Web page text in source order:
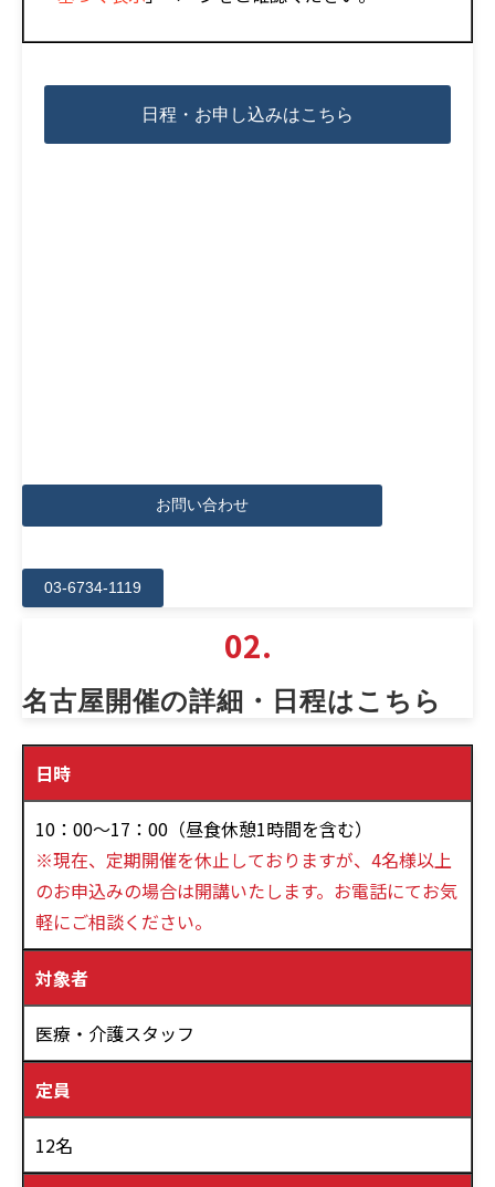
日程・お申し込みはこちら
お問い合わせ
03-6734-1119
02.
名古屋開催の詳細・日程はこちら
日時
10：00～17：00（昼食休憩1時間を含む）
※現在、定期開催を休止しておりますが、4名様以上
のお申込みの場合は開講いたします。お電話にてお気
軽にご相談ください。
対象者
医療・介護スタッフ
定員
12名